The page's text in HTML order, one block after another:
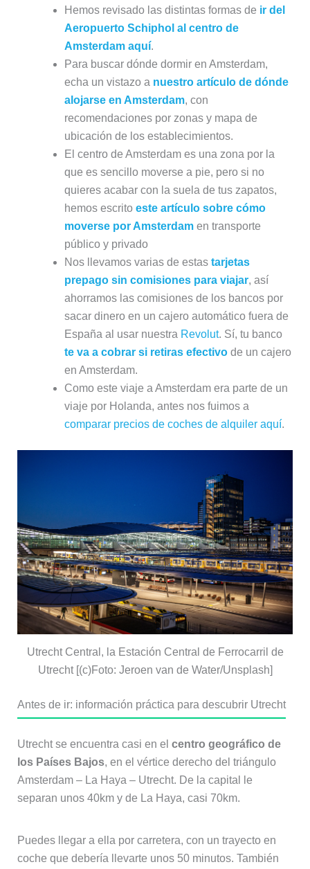
Hemos revisado las distintas formas de ir del
Aeropuerto Schiphol al centro de
Amsterdam aquí.
Para buscar dónde dormir en Amsterdam,
echa un vistazo a nuestro artículo de dónde
alojarse en Amsterdam, con
recomendaciones por zonas y mapa de
ubicación de los establecimientos.
El centro de Amsterdam es una zona por la
que es sencillo moverse a pie, pero si no
quieres acabar con la suela de tus zapatos,
hemos escrito este artículo sobre cómo
moverse por Amsterdamen transporte
público y privado
Nos llevamos varias de estas tarjetas
prepago sin comisiones para viajar, así
ahorramos las comisiones de los bancos por
sacar dinero en un cajero automático fuera de
España al usar nuestra Revolut. Sí, tu banco
te va a cobrar si retiras efectivode un cajero
en Amsterdam.
Como este viaje a Amsterdam era parte de un
viaje por Holanda, antes nos fuimos a
comparar precios de coches de alquiler aquí.
Utrecht Central, la Estación Central de Ferrocarril de
Utrecht [(c)Foto: Jeroen van de Water/Unsplash]
Antes de ir: información práctica para descubrir Utrecht
Utrecht se encuentra casi en el centro geográfico de
los Países Bajos, en el vértice derecho del triángulo
Amsterdam – La Haya – Utrecht. De la capital le
separan unos 40km y de La Haya, casi 70km.
Puedes llegar a ella por carretera, con un trayecto en
coche que debería llevarte unos 50 minutos. También